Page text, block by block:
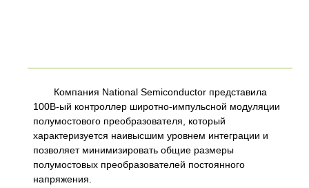
Компания National Semiconductor представила
100В-ый контроллер широтно-импульсной модуляции
полумостового преобразователя, который
характеризуется наивысшим уровнем интеграции и
позволяет минимизировать общие размеры
полумостовых преобразователей постоянного
напряжения.